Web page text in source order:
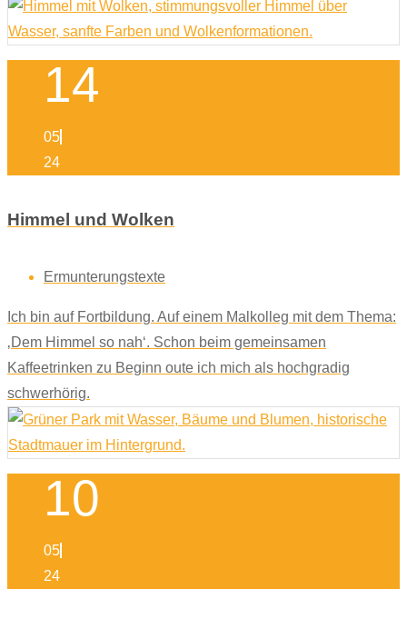
14
05
24
Himmel und Wolken
Ermunterungstexte
Ich bin auf Fortbildung. Auf einem Malkolleg mit dem Thema:
‚Dem Himmel so nah‘. Schon beim gemeinsamen
Kaffeetrinken zu Beginn oute ich mich als hochgradig
schwerhörig.
10
05
24